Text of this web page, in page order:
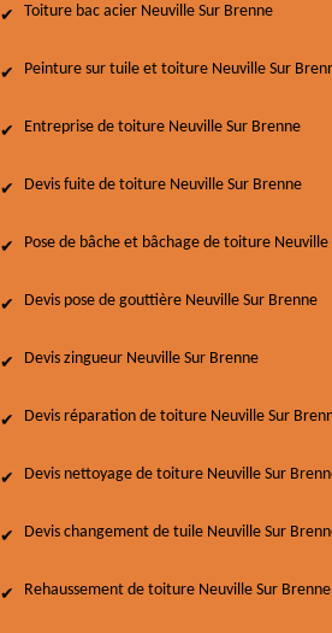
Toiture bac acier Neuville Sur Brenne
Peinture sur tuile et toiture Neuville Sur
Entreprise de toiture Neuville Sur Brenne
Devis fuite de toiture Neuville Sur Brenne
Pose de bâche et bâchage de toiture Neuville
Devis pose de gouttière Neuville Sur Brenne
Devis zingueur Neuville Sur Brenne
Devis réparation de toiture Neuville Sur
Devis nettoyage de toiture Neuville Sur
Devis changement de tuile Neuville Sur
Rehaussement de toiture Neuville Sur Brenne